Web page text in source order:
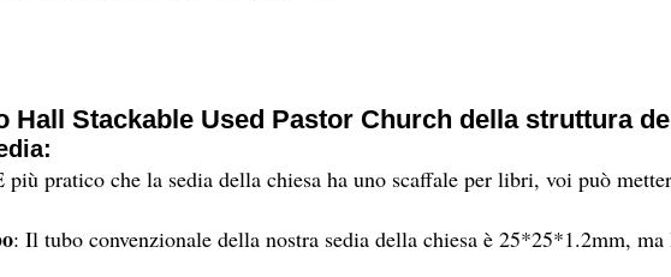
Hall Stackable Used Pastor Church della struttura
più pratico che la sedia della chiesa ha uno scaffale per libri, voi può
: Il tubo convenzionale della nostra sedia della chiesa è 25*25*1.2mm,